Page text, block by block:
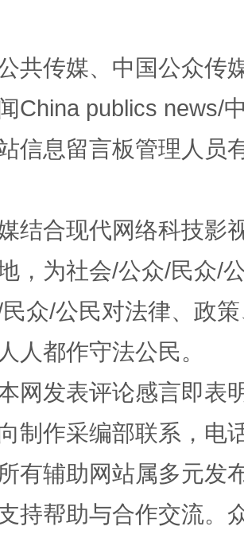
旅游的“隐身衣” 如何以
”王建安的艺术幻境
助力责任有效落实 一纸欠
共传媒、中国公众传
China publics news/
信息留言板管理人员
结合现代网络科技影
，为社会/公众/民众/
众/公民对法律、政
人都作守法公民。
网发表评论感言即表
制作采编部联系，电
有辅助网站属多元发
持帮助与合作交流。